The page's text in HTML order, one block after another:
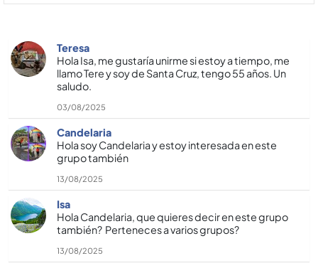
Teresa
Hola Isa, me gustaría unirme si estoy a tiempo, me
llamo Tere y soy de Santa Cruz, tengo 55 años. Un
saludo.
03/08/2025
Candelaria
Hola soy Candelaria y estoy interesada en este
grupo también
13/08/2025
Isa
Hola Candelaria, que quieres decir en este grupo
también? Perteneces a varios grupos?
13/08/2025